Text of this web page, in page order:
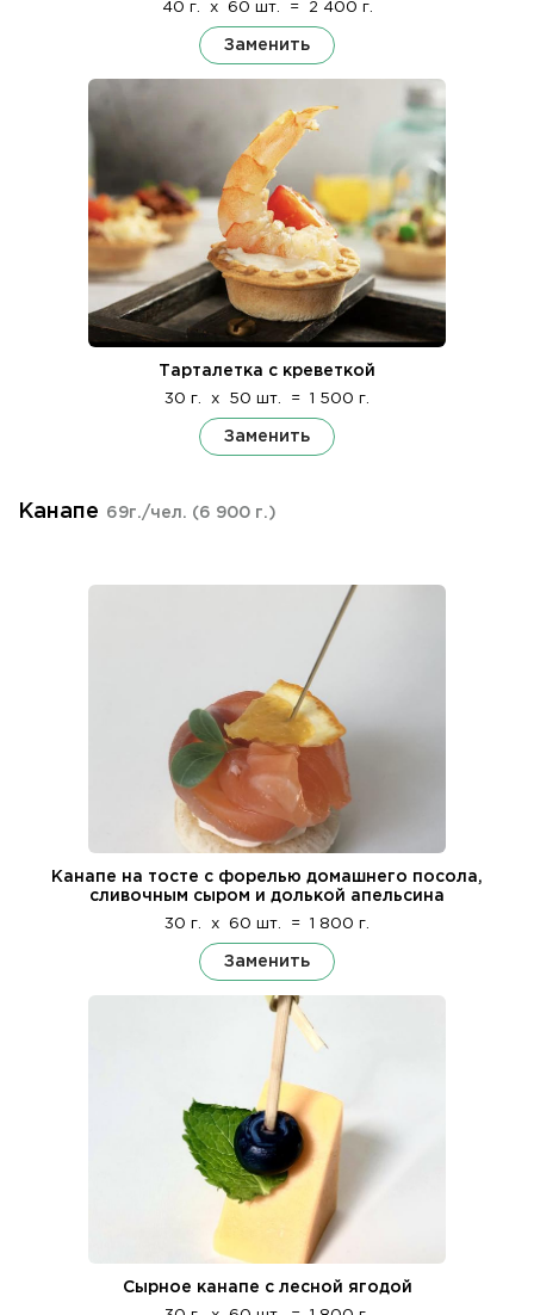
40 г. x 60 шт. = 2 400 г.
Заменить
Тарталетка с креветкой
30 г. x 50 шт. = 1 500 г.
Заменить
Канапе 69г./чел. (6 900 г.)
Канапе на тосте с форелью домашнего посола,
сливочным сыром и долькой апельсина
30 г. x 60 шт. = 1 800 г.
Заменить
Сырное канапе с лесной ягодой